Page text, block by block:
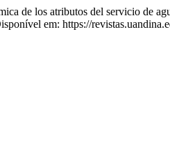
los atributos del servicio de
em: https://